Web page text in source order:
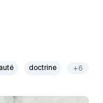
doctrine +6